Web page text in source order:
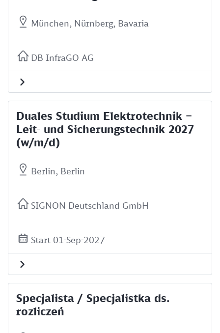
München, Nürnberg, Bavaria
DB InfraGO AG
Duales Studium Elektrotechnik –
Leit- und Sicherungstechnik 2027
(w/m/d)
Berlin, Berlin
SIGNON Deutschland GmbH
Start 01-Sep-2027
Specjalista / Specjalistka ds.
rozliczeń